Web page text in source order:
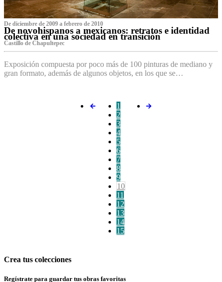
De diciembre de 2009 a febrero de 2010
De novohispanos a mexicanos: retratos e identidad
colectiva en una sociedad en transición
Castillo de Chapultepec
Exposición compuesta por poco más de 100 pinturas de mediano y
gran formato, además de algunos objetos, en los que se…
1
2
3
4
5
6
7
8
9
10
11
12
13
14
15
Crea tus colecciones
Regístrate para guardar tus obras favoritas